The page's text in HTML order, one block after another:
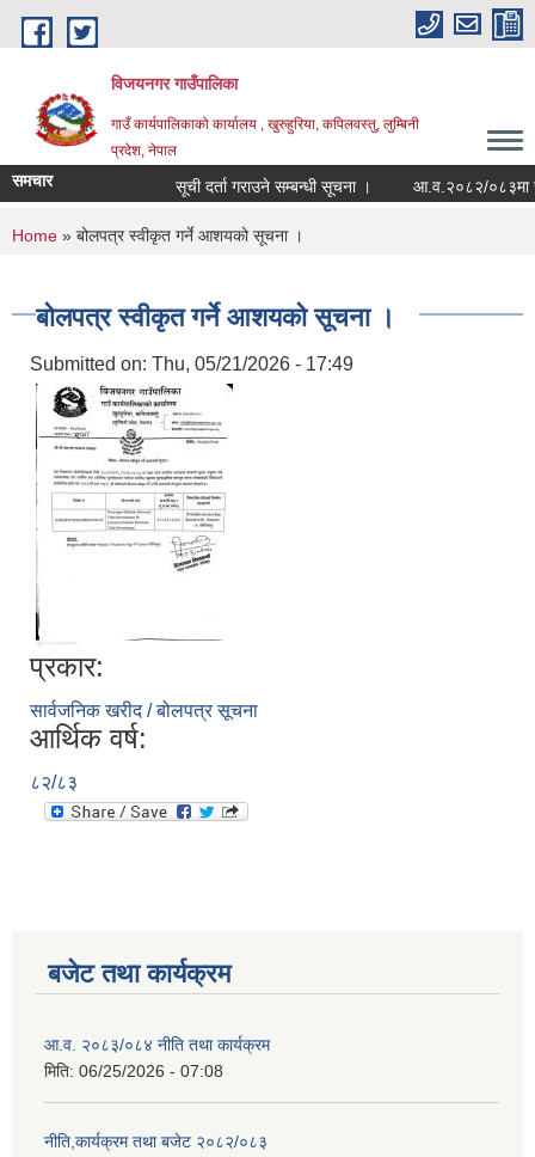
Skip to main content
विजयनगर गाउँपालिका
गाउँ कार्यपालिकाको कार्यालय , खुरुहुरिया, कपिलवस्तु, लुम्बिनी
प्रदेश, नेपाल
समचार सूची दर्ता गराउने सम्बन्धी सूचना । आ.व.२०८२/०८३मा
You are here
Home » बोलपत्र स्वीकृत गर्ने आशयको सूचना ।
बोलपत्र स्वीकृत गर्ने आशयको सूचना ।
Submitted on: Thu, 05/21/2026 - 17:49
प्रकार:
सार्वजनिक खरीद / बोलपत्र सूचना
आर्थिक वर्ष:
८२/८३
बजेट तथा कार्यक्रम
आ.व. २०८३/०८४ नीति तथा कार्यक्रम
मिति: 06/25/2026 - 07:08
नीति,कार्यक्रम तथा बजेट २०८२/०८३